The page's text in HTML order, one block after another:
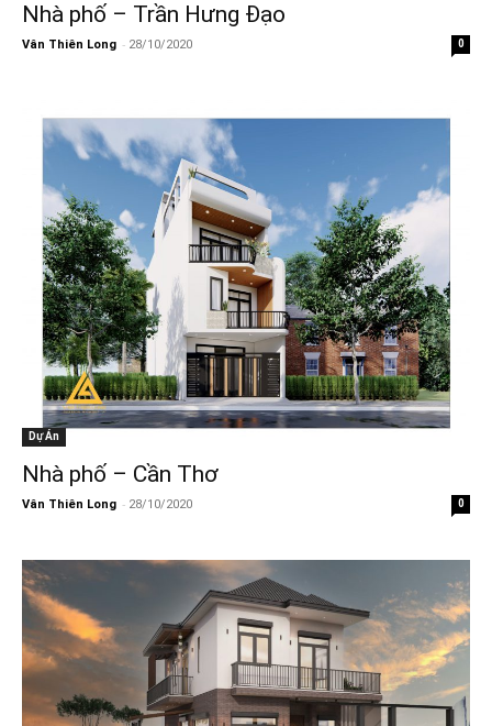
Nhà phố – Trần Hưng Đạo
Vân Thiên Long - 28/10/2020 0
Dự Án
Nhà phố – Cần Thơ
Vân Thiên Long - 28/10/2020 0